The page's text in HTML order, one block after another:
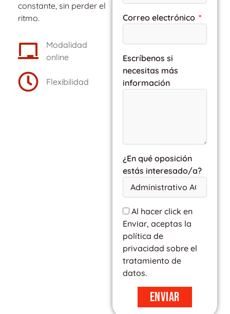
constante, sin perder el
ritmo.
Modalidad
online
Flexibilidad
Correo electrónico
Escríbenos si
necesitas más
información
¿En qué oposición
estás interesado/a?
Al hacer click en
Enviar, aceptas la
política de
privacidad sobre el
tratamiento de
datos.
Enviar